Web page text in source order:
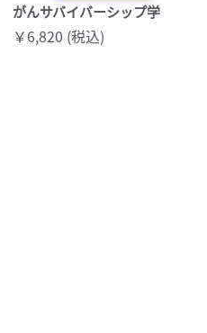
がんサバイバーシップ学
￥6,820 (税込)